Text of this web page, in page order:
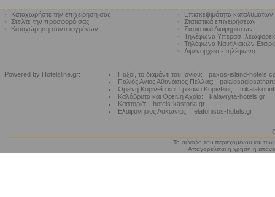
Καταχωρήστε την επιχείρησή σας
Στείλτε την προσφορά σας
Καταχώρηση συντεταγμένων
Επισκεψιμότητα καταλυμάτων
Στατιστικά επιχειρήσεων
Στατιστικά Διαφημίσεων
Τηλέφωνα Υπερασ.
Τηλέφωνα Ναυτιλιακών
Λιμεναρχεία - τηλέφωνα
Powered by Hotelsline.gr: Παξοί, το διαμάντι του Ιονίου:
paxos-island-
Παλιός Αγιος Αθανάσιος Πέλλας:
Ορεινή Κορινθία και Τρίκαλα Κορινθίας:
Καλάβρυτα και Ορεινή Αχαϊα:
kalavryta-hotels.gr
Καστοριά:
hotels-kastoria.gr
Ελαφόνησος Λακωνίας:
elafonisos-hotels.gr
Το σύνολο του περιεχομένου και
Απαγορεύεται η χρήση ή